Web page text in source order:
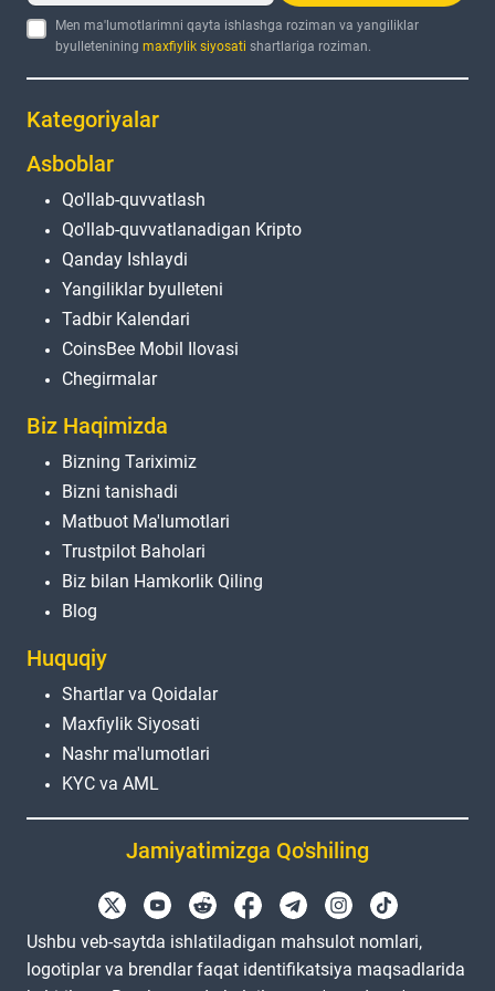
Men ma'lumotlarimni qayta ishlashga roziman va yangiliklar
byulleteniningmaxfiylik siyosati shartlariga roziman.
Kategoriyalar
Asboblar
Qo'llab-quvvatlash
Qo'llab-quvvatlanadigan Kripto
Qanday Ishlaydi
Yangiliklar byulleteni
Tadbir Kalendari
CoinsBee Mobil Ilovasi
Chegirmalar
Biz Haqimizda
Bizning Tariximiz
Bizni tanishadi
Matbuot Ma'lumotlari
Trustpilot Baholari
Biz bilan Hamkorlik Qiling
Blog
Huquqiy
Shartlar va Qoidalar
Maxfiylik Siyosati
Nashr ma'lumotlari
KYC va AML
Jamiyatimizga Qo'shiling
Ushbu veb-saytda ishlatiladigan mahsulot nomlari,
logotiplar va brendlar faqat identifikatsiya maqsadlarida